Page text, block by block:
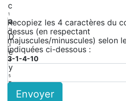
c
1
a
2
D
3
e
4
y
5
r
Recopiez les 4 caractères du
dessus (en respectant
majuscules/minuscules) selon
indiquées ci-dessous :
3-1-4-10
Envoyer